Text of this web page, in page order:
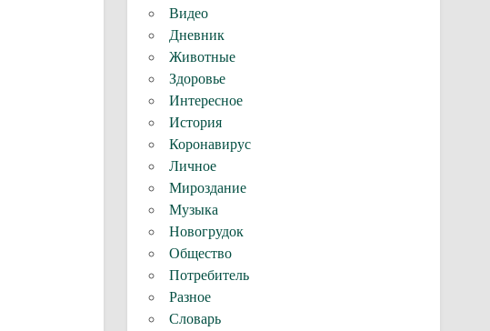
Видео
Дневник
Животные
Здоровье
Интересное
История
Коронавирус
Личное
Мироздание
Музыка
Новогрудок
Общество
Потребитель
Разное
Словарь